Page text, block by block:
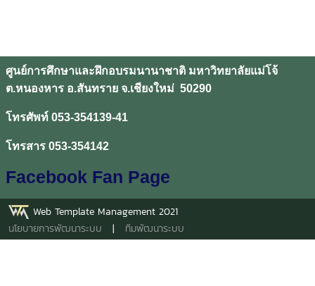
ศูนย์การศึกษาและฝึกอบรมนานาชาติ มหาวิทยาลัยแม่โจ้
ต.หนองหาร อ.สันทราย จ.เชียงใหม่ 50290
โทรศัพท์ 053-354139-41
โทรสาร 053-354142
Facebook Fan Page
Web Template Management 2021
นโยบายการพัฒนาระบบ | ทีมพัฒนาระบบ